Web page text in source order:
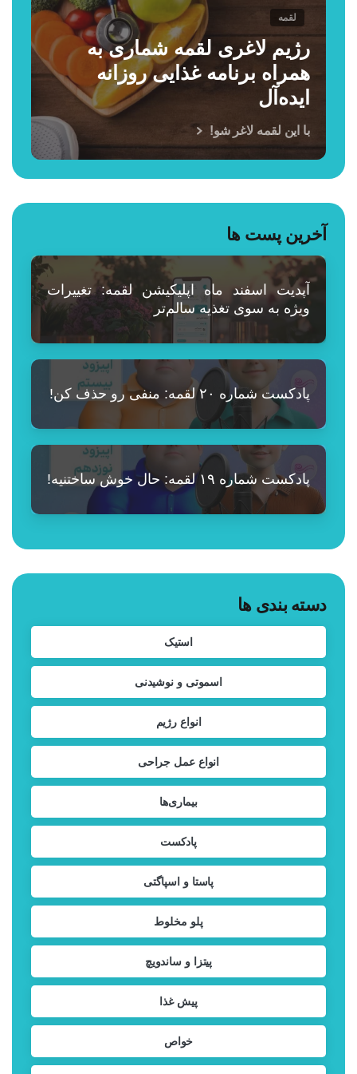
لقمه
رژیم لاغری لقمه شماری به
همراه برنامه غذایی روزانه
ایده‌آل
با این لقمه لاغر شو!
آخرین پست ها
آپدیت اسفند ماه اپلیکیشن لقمه: تغییرات
ویژه به سوی تغذیه سالم‌تر
پادکست شماره ۲۰ لقمه: منفی رو حذف کن!
پادکست شماره ۱۹ لقمه: حال خوش ساختنیه!
دسته بندی ها
استیک
اسموتی و نوشیدنی
انواع رژیم
انواع عمل جراحی
بیماری‌ها
پادکست
پاستا و اسپاگتی
پلو مخلوط
پیتزا و ساندویچ
پیش غذا
خواص